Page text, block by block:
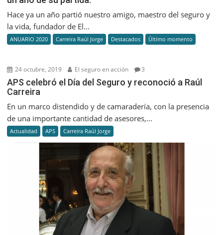
Hace ya un año partió nuestro amigo, maestro del seguro y
la vida, fundador de El...
ANUARIO 2020 Carreira Raúl Jorge Destacados Último momento
24 octubre, 2019 El seguro en acción 3
APS celebró el Día del Seguro y reconoció a Raúl
Carreira
En un marco distendido y de camaradería, con la presencia
de una importante cantidad de asesores,...
Actualidad APS Carreira Raúl Jorge